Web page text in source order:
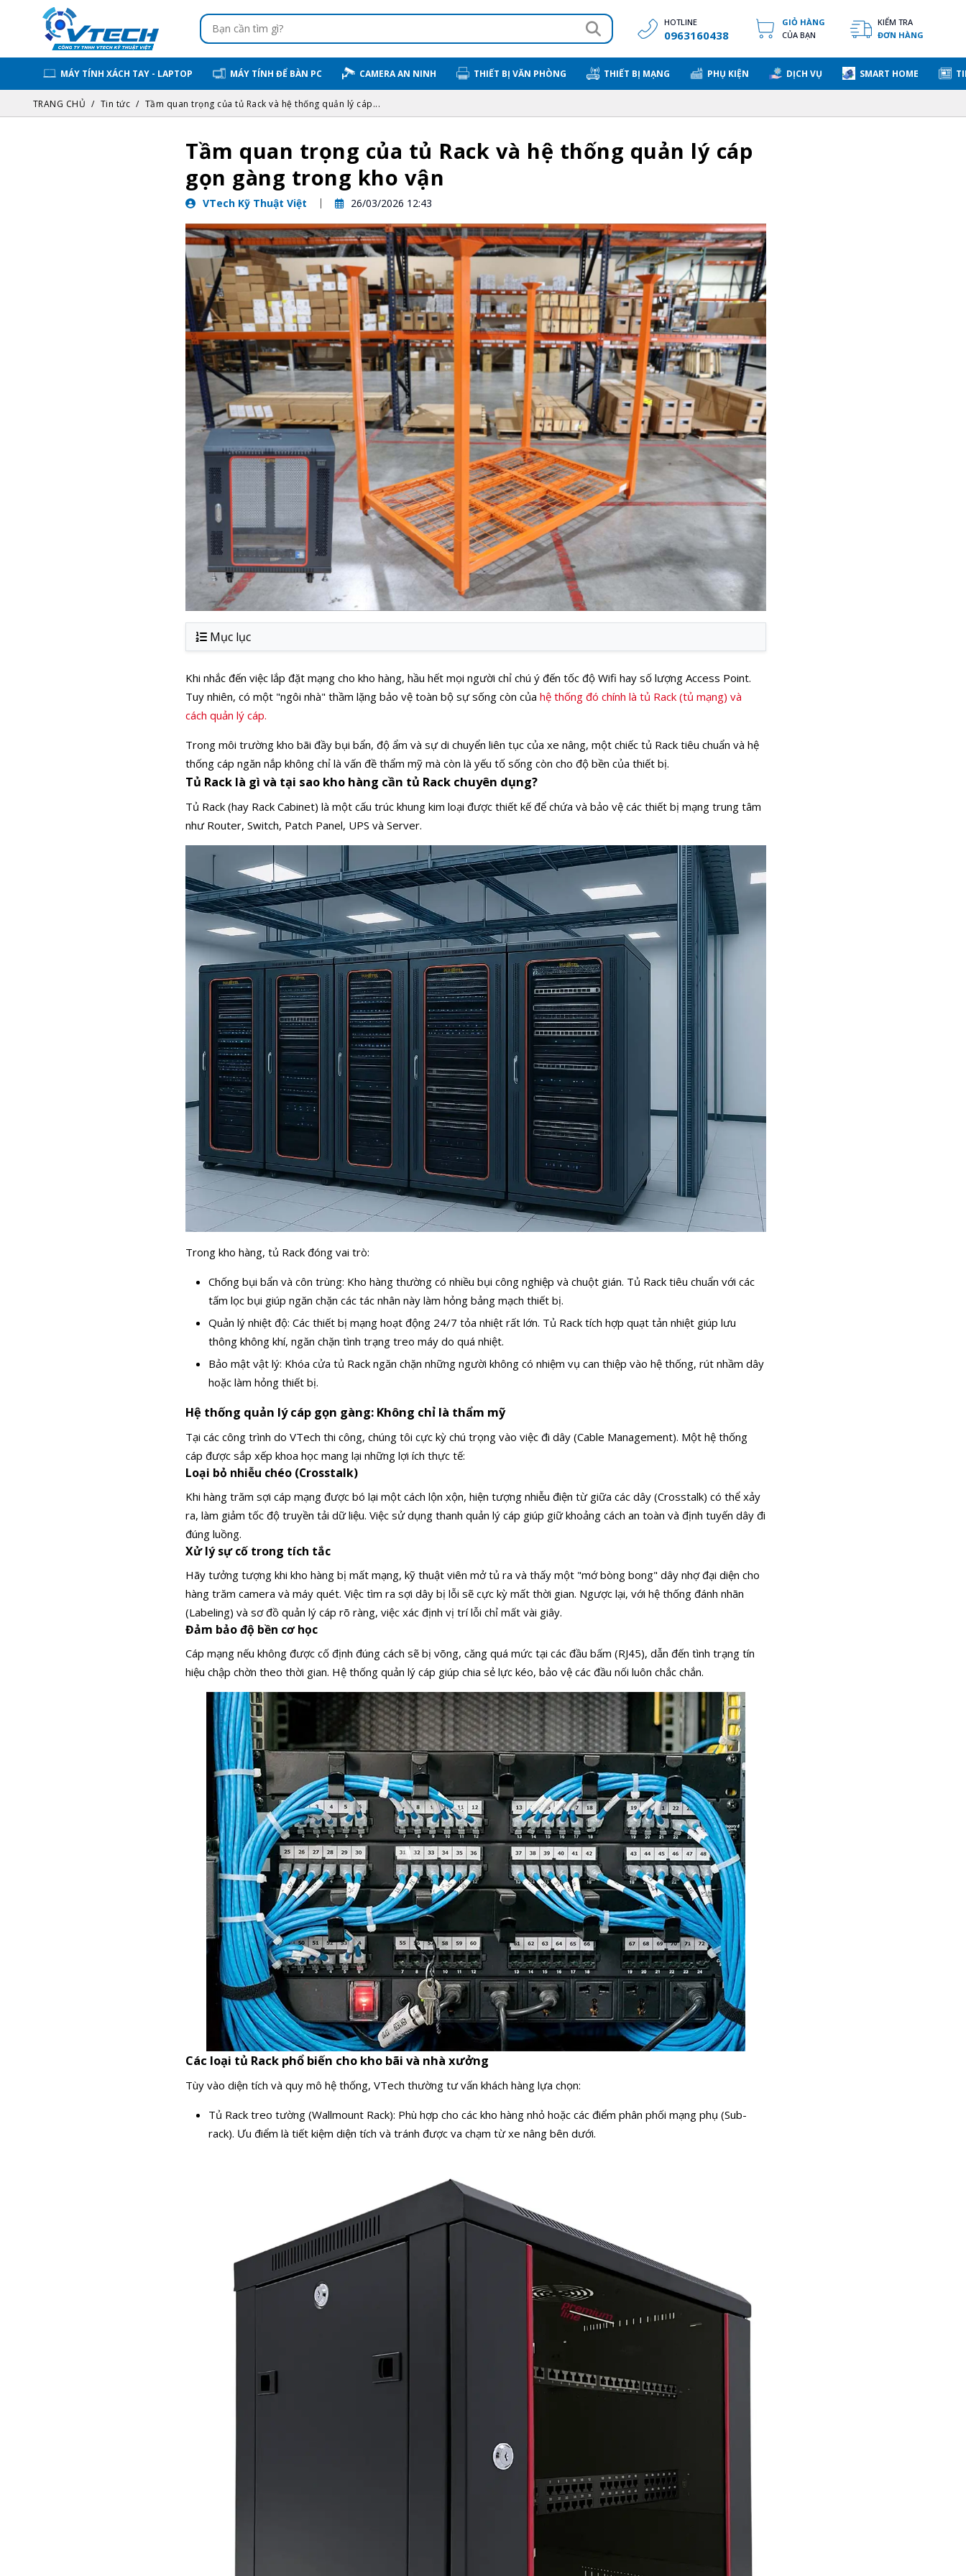
HOTLINE
0963160438
GIỎ HÀNG
CỦA BẠN
KIỂM TRA
ĐƠN HÀNG
MÁY TÍNH XÁCH TAY - LAPTOP MÁY TÍNH ĐỂ BÀN PC CAMERA AN NINH THIẾT BỊ VĂN PHÒNG THIẾT BỊ MẠNG PHỤ KIỆN DỊCH VỤ SMART HOME
TRANG CHỦ Tin tức Tầm quan trọng của tủ Rack và hệ thống quản lý cáp...
Tầm quan trọng của tủ Rack và hệ thống quản lý cáp
gọn gàng trong kho vận
VTech Kỹ Thuật Việt 26/03/2026 12:43
Mục lục
Khi nhắc đến việc lắp đặt mạng cho kho hàng, hầu hết mọi người chỉ chú ý đến tốc độ Wifi hay số lượng Access Point.
Tuy nhiên, có một "ngôi nhà" thầm lặng bảo vệ toàn bộ sự sống còn củahệ thống đó chính là tủ Rack (tủ mạng) và
cách quản lý cáp.
Trong môi trường kho bãi đầy bụi bẩn, độ ẩm và sự di chuyển liên tục của xe nâng, một chiếc tủ Rack tiêu chuẩn và hệ
thống cáp ngăn nắp không chỉ là vấn đề thẩm mỹ mà còn là yếu tố sống còn cho độ bền của thiết bị.
Tủ Rack là gì và tại sao kho hàng cần tủ Rack chuyên dụng?
Tủ Rack (hay Rack Cabinet) là một cấu trúc khung kim loại được thiết kế để chứa và bảo vệ các thiết bị mạng trung tâm
như Router, Switch, Patch Panel, UPS và Server.
Trong kho hàng, tủ Rack đóng vai trò:
Chống bụi bẩn và côn trùng: Kho hàng thường có nhiều bụi công nghiệp và chuột gián. Tủ Rack tiêu chuẩn với các
tấm lọc bụi giúp ngăn chặn các tác nhân này làm hỏng bảng mạch thiết bị.
Quản lý nhiệt độ: Các thiết bị mạng hoạt động 24/7 tỏa nhiệt rất lớn. Tủ Rack tích hợp quạt tản nhiệt giúp lưu
thông không khí, ngăn chặn tình trạng treo máy do quá nhiệt.
Bảo mật vật lý: Khóa cửa tủ Rack ngăn chặn những người không có nhiệm vụ can thiệp vào hệ thống, rút nhầm dây
hoặc làm hỏng thiết bị.
Hệ thống quản lý cáp gọn gàng: Không chỉ là thẩm mỹ
Tại các công trình do VTech thi công, chúng tôi cực kỳ chú trọng vào việc đi dây (Cable Management). Một hệ thống
cáp được sắp xếp khoa học mang lại những lợi ích thực tế:
Loại bỏ nhiễu chéo (Crosstalk)
Khi hàng trăm sợi cáp mạng được bó lại một cách lộn xộn, hiện tượng nhiễu điện từ giữa các dây (Crosstalk) có thể xảy
ra, làm giảm tốc độ truyền tải dữ liệu. Việc sử dụng thanh quản lý cáp giúp giữ khoảng cách an toàn và định tuyến dây đi
đúng luồng.
Xử lý sự cố trong tích tắc
Hãy tưởng tượng khi kho hàng bị mất mạng, kỹ thuật viên mở tủ ra và thấy một "mớ bòng bong" dây nhợ đại diện cho
hàng trăm camera và máy quét. Việc tìm ra sợi dây bị lỗi sẽ cực kỳ mất thời gian. Ngược lại, với hệ thống đánh nhãn
(Labeling) và sơ đồ quản lý cáp rõ ràng, việc xác định vị trí lỗi chỉ mất vài giây.
Đảm bảo độ bền cơ học
Cáp mạng nếu không được cố định đúng cách sẽ bị võng, căng quá mức tại các đầu bấm (RJ45), dẫn đến tình trạng tín
hiệu chập chờn theo thời gian. Hệ thống quản lý cáp giúp chia sẻ lực kéo, bảo vệ các đầu nối luôn chắc chắn.
Các loại tủ Rack phổ biến cho kho bãi và nhà xưởng
Tùy vào diện tích và quy mô hệ thống, VTech thường tư vấn khách hàng lựa chọn:
Tủ Rack treo tường (Wallmount Rack): Phù hợp cho các kho hàng nhỏ hoặc các điểm phân phối mạng phụ (Sub-
rack). Ưu điểm là tiết kiệm diện tích và tránh được va chạm từ xe nâng bên dưới.